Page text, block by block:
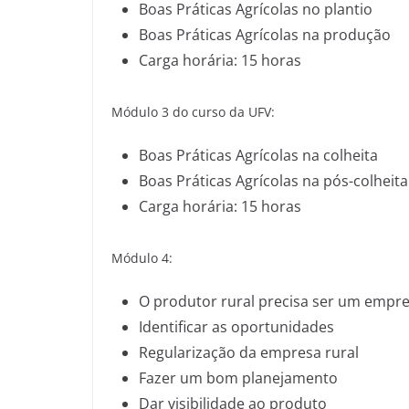
Boas Práticas Agrícolas no plantio
Boas Práticas Agrícolas na produção
Carga horária: 15 horas
Módulo 3 do curso da UFV:
Boas Práticas Agrícolas na colheita
Boas Práticas Agrícolas na pós-colheita
Carga horária: 15 horas
Módulo 4:
O produtor rural precisa ser um
Identificar as oportunidades
Regularização da empresa rural
Fazer um bom planejamento
Dar visibilidade ao produto